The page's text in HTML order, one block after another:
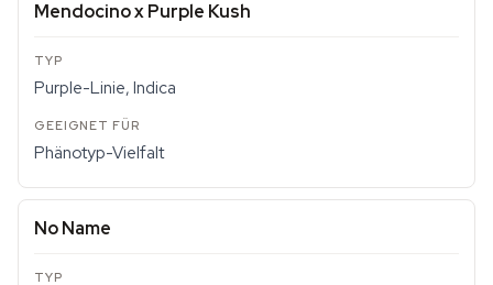
Mendocino x Purple Kush
Purple-Linie, Indica
Phänotyp-Vielfalt
No Name